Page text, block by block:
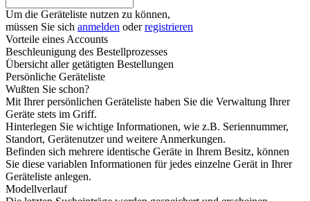
Um die Geräteliste nutzen zu können,
müssen Sie sich anmelden oderregistrieren
Vorteile eines Accounts
Beschleunigung des Bestellprozesses
Übersicht aller getätigten Bestellungen
Persönliche Geräteliste
Wußten Sie schon?
Mit Ihrer persönlichen Geräteliste haben Sie die Verwaltung Ihrer
Geräte stets im Griff.
Hinterlegen Sie wichtige Informationen, wie z.B. Seriennummer,
Standort, Gerätenutzer und weitere Anmerkungen.
Befinden sich mehrere identische Geräte in Ihrem Besitz, können
Sie diese variablen Informationen für jedes einzelne Gerät in Ihrer
Geräteliste anlegen.
Modellverlauf